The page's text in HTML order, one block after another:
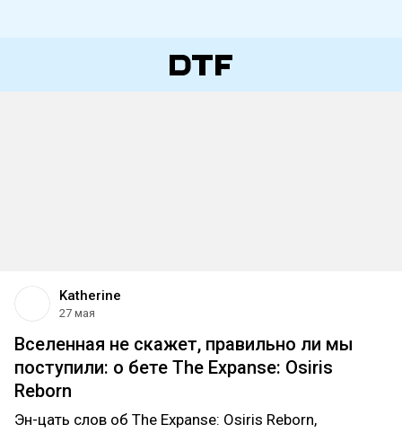
Katherine
27 мая
Вселенная не скажет, правильно ли мы
поступили: о бете The Expanse: Osiris
Reborn
Эн-цать слов об The Expanse: Osiris Reborn,